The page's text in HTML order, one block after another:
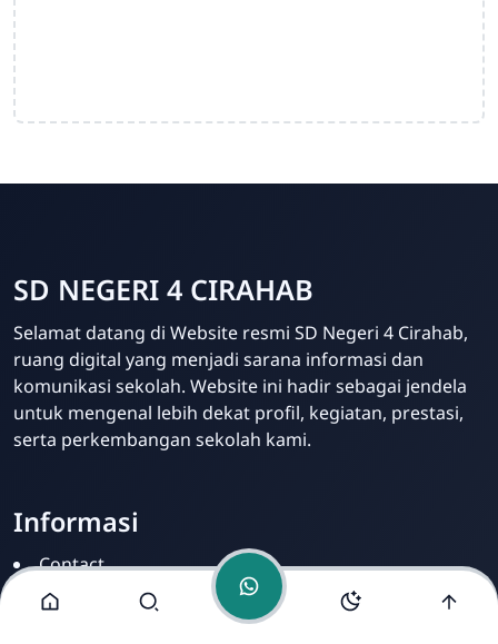
Admin
Online
SD NEGERI 4 CIRAHAB
Selamat datang di Website resmi SD Negeri 4 Cirahab,
ruang digital yang menjadi sarana informasi dan
komunikasi sekolah. Website ini hadir sebagai jendela
untuk mengenal lebih dekat profil, kegiatan, prestasi,
serta perkembangan sekolah kami.
Informasi
Contact
Disclamer